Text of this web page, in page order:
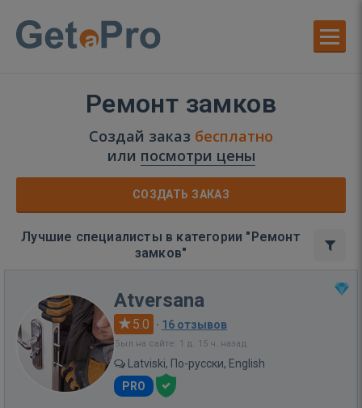
Ремонт замков
Создай заказ бесплатно
или посмотри цены
СОЗДАТЬ ЗАКАЗ
Лучшие специалисты в категории "Ремонт
замков"
Atversana
5.0 · 16 отзывов
Был на сайте: 1 д. 15 ч. назад
Latviski, По-русски, English
PRO